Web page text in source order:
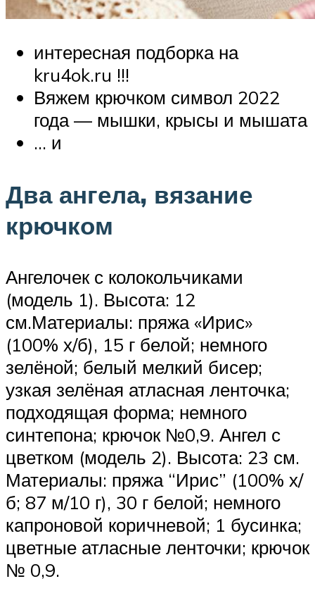
интересная подборка на
kru4ok.ru !!!
Вяжем крючком символ 2022
года — мышки, крысы и мышата
… и
Два ангела, вязание
крючком
Ангелочек с колокольчиками
(модель 1). Высота: 12
см.Материалы: пряжа «Ирис»
(100% х/б), 15 г белой; немного
зелёной; белый мелкий би­сер;
узкая зелёная атласная ленточка;
подходящая форма; немного
синтепона; крючок №0,9. Ангел с
цветком (модель 2). Высота: 23 см.
Материалы: пряжа “Ирис” (100% х/
б; 87 м/10 г), 30 г белой; немного
капроновой коричне­вой; 1 бусинка;
цветные атлас­ные ленточки; крючок
№ 0,9.